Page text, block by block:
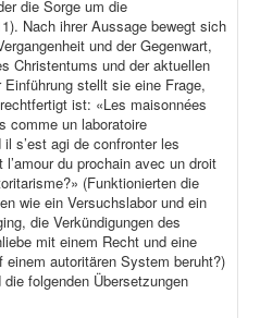
die Sorge um die
Nach ihrer Aussage bewegt sich
und der Gegenwart,
Christentums und der aktuellen
stellt sie eine Frage,
ist: «Les maisonnées
comme un laboratoire
il s’est agi de confronter les
du prochain avec un droit
(Funktionierten die
wie ein Versuchslabor und ein
die Verkündigungen des
mit einem Recht und eine
autoritären System beruht?)
folgenden Übersetzungen